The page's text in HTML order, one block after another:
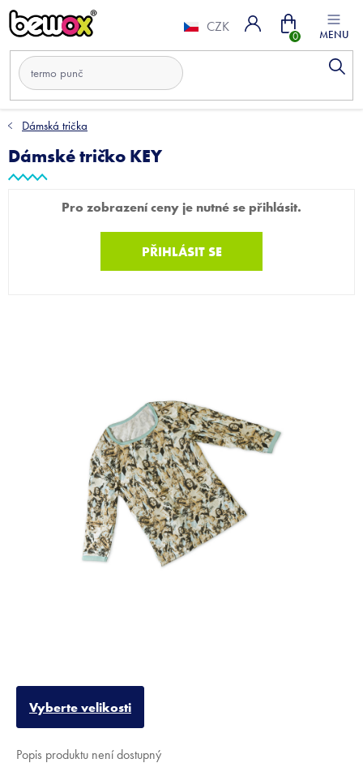
Přejít
na
CZK Nákupní
Dámská trička
Dámské tričko KEY
Pro zobrazení ceny je nutné se přihlásit.
PŘIHLÁSIT SE
Vyberte velikosti
Popis produktu není dostupný